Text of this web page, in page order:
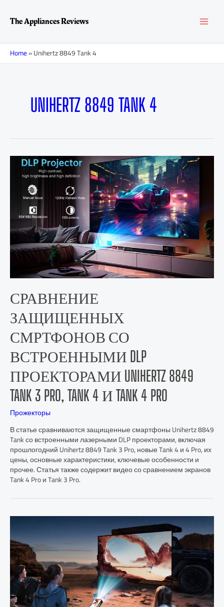
содержимому
The Appliances Reviews
Home»Unihertz 8849 Tank 4
UNIHERTZ 8849 TANK 4
СРАВНЕНИЕ
ЗАЩИЩЕННЫХ
СМРТФОНОВ СО
ВСТРОЕННЫМИ DLP
ПРОЕКТОРАМИ UNIHERTZ 8849
TANK 3 PRO, TANK 4 И TANK 4 PRO
Прожекторы
В статье сравниваются защищенные смартфоны Unihertz 8849
Tank со встроенными лазерными DLP проекторами, включая
прошлогодний Unihertz 8849 Tank 3 Pro, новые Tank 4 и 4 Pro, их
цены, основные характеристики, ключевые особенности и
прочее. Статья также содержит видео со сравнением экранов
Tank 4 Pro и Tank 3 Pro.